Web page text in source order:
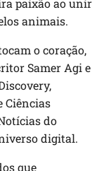
paixão ao unir
animais.
o coração,
Samer Agi e
Ciências
do
digital.
que